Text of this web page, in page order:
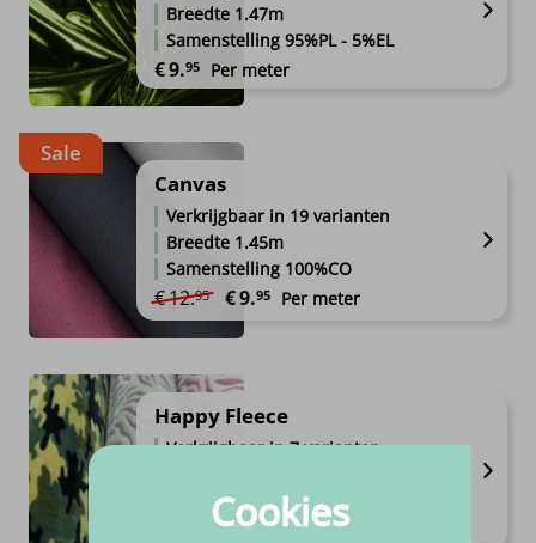
Breedte 1.47m
Samenstelling 95%PL - 5%EL
€9.95 Per meter
Sale
Canvas
Verkrijgbaar in 19 varianten
Breedte 1.45m
Samenstelling 100%CO
€12.95 Oorspronkelijke prijs was: €12.95.
€9.95 Huidige prijs is: €9.95.
Per meter
Happy Fleece
Verkrijgbaar in 7 varianten
Samenstelling 100%PE
Per meter
Cookies